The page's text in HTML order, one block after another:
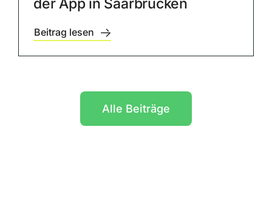
der App in Saarbrücken
Beitrag lesen
Alle Beiträge